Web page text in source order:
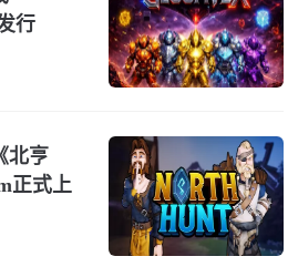
行
北亨
正式上